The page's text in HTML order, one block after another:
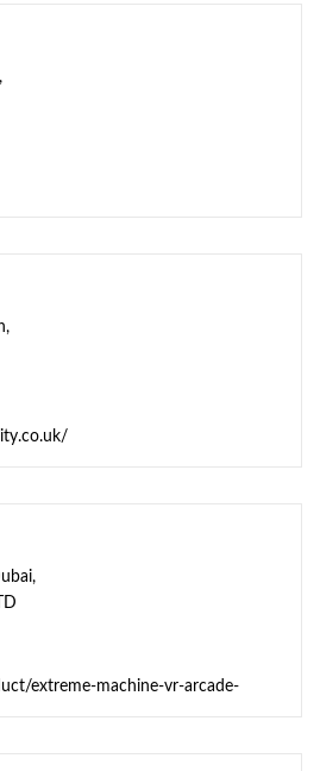
extreme-machine-vr-arcade-